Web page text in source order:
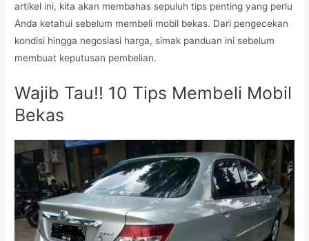
artikel ini, kita akan membahas sepuluh tips penting yang perlu
Anda ketahui sebelum membeli mobil bekas. Dari pengecekan
kondisi hingga negosiasi harga, simak panduan ini sebelum
membuat keputusan pembelian.
Wajib Tau!! 10 Tips Membeli Mobil
Bekas